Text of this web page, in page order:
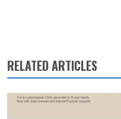
RELATED ARTICLES